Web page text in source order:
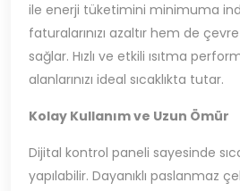
ile enerji tüketimini minimuma
faturalarınızı azaltır hem de
sağlar. Hızlı ve etkili ısıtma
alanlarınızı ideal sıcaklıkta tutar.
Kolay Kullanım ve Uzun Ömür
Dijital kontrol paneli sayesinde
yapılabilir. Dayanıklı paslanmaz